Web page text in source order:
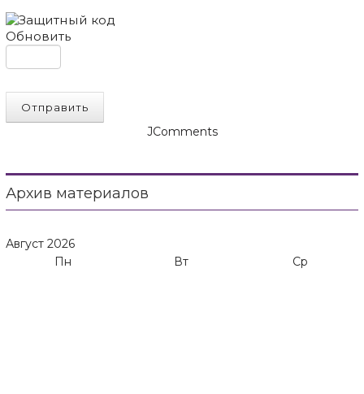
Обновить
Отправить
JComments
Архив материалов
Август 2026
Пн
Вт Ср